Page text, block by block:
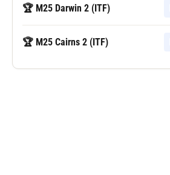
🏆 M25 Darwin 2 (ITF)
🏆 M25 Cairns 2 (ITF)